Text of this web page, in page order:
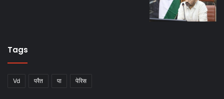
Tags
Vd परैत पा पेरिस